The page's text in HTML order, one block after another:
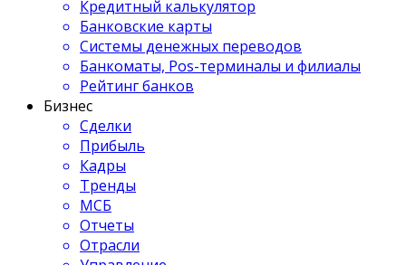
Кредитный калькулятор
Банковские карты
Системы денежных переводов
Банкоматы, Pos-терминалы и филиалы
Рейтинг банков
Бизнес
Сделки
Прибыль
Кадры
Тренды
МСБ
Отчеты
Отрасли